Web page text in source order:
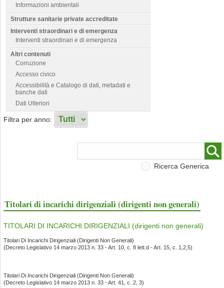
Informazioni ambientali
Strutture sanitarie private accreditate
Interventi straordinari e di emergenza
Interventi straordinari e di emergenza
Altri contenuti
Corruzione
Accesso civico
Accessibilità e Catalogo di dati, metadati e
banche dati
Dati Ulteriori
Filtra per anno:
Ricerca Generica
Titolari di incarichi dirigenziali (dirigenti non generali)
TITOLARI DI INCARICHI DIRIGENZIALI (dirigenti non generali)
Titolari Di Incarichi Dirigenziali (Dirigenti Non Generali)
(Decreto Legislativo 14 marzo 2013 n. 33 - Art. 10, c. 8 lett.d - Art. 15, c. 1,2,5)
Titolari Di Incarichi Dirigenziali (Dirigenti Non Generali)
(Decreto Legislativo 14 marzo 2013 n. 33 - Art. 41, c. 2, 3)